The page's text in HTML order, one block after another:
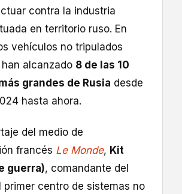
contra la industria
en territorio ruso. En
vehículos no tripulados
alcanzado 8 de las 10
grandes de Rusia desde
hasta ahora.
del medio de
francés Le Monde, Kit
guerra), comandante del
primer centro de sistemas no